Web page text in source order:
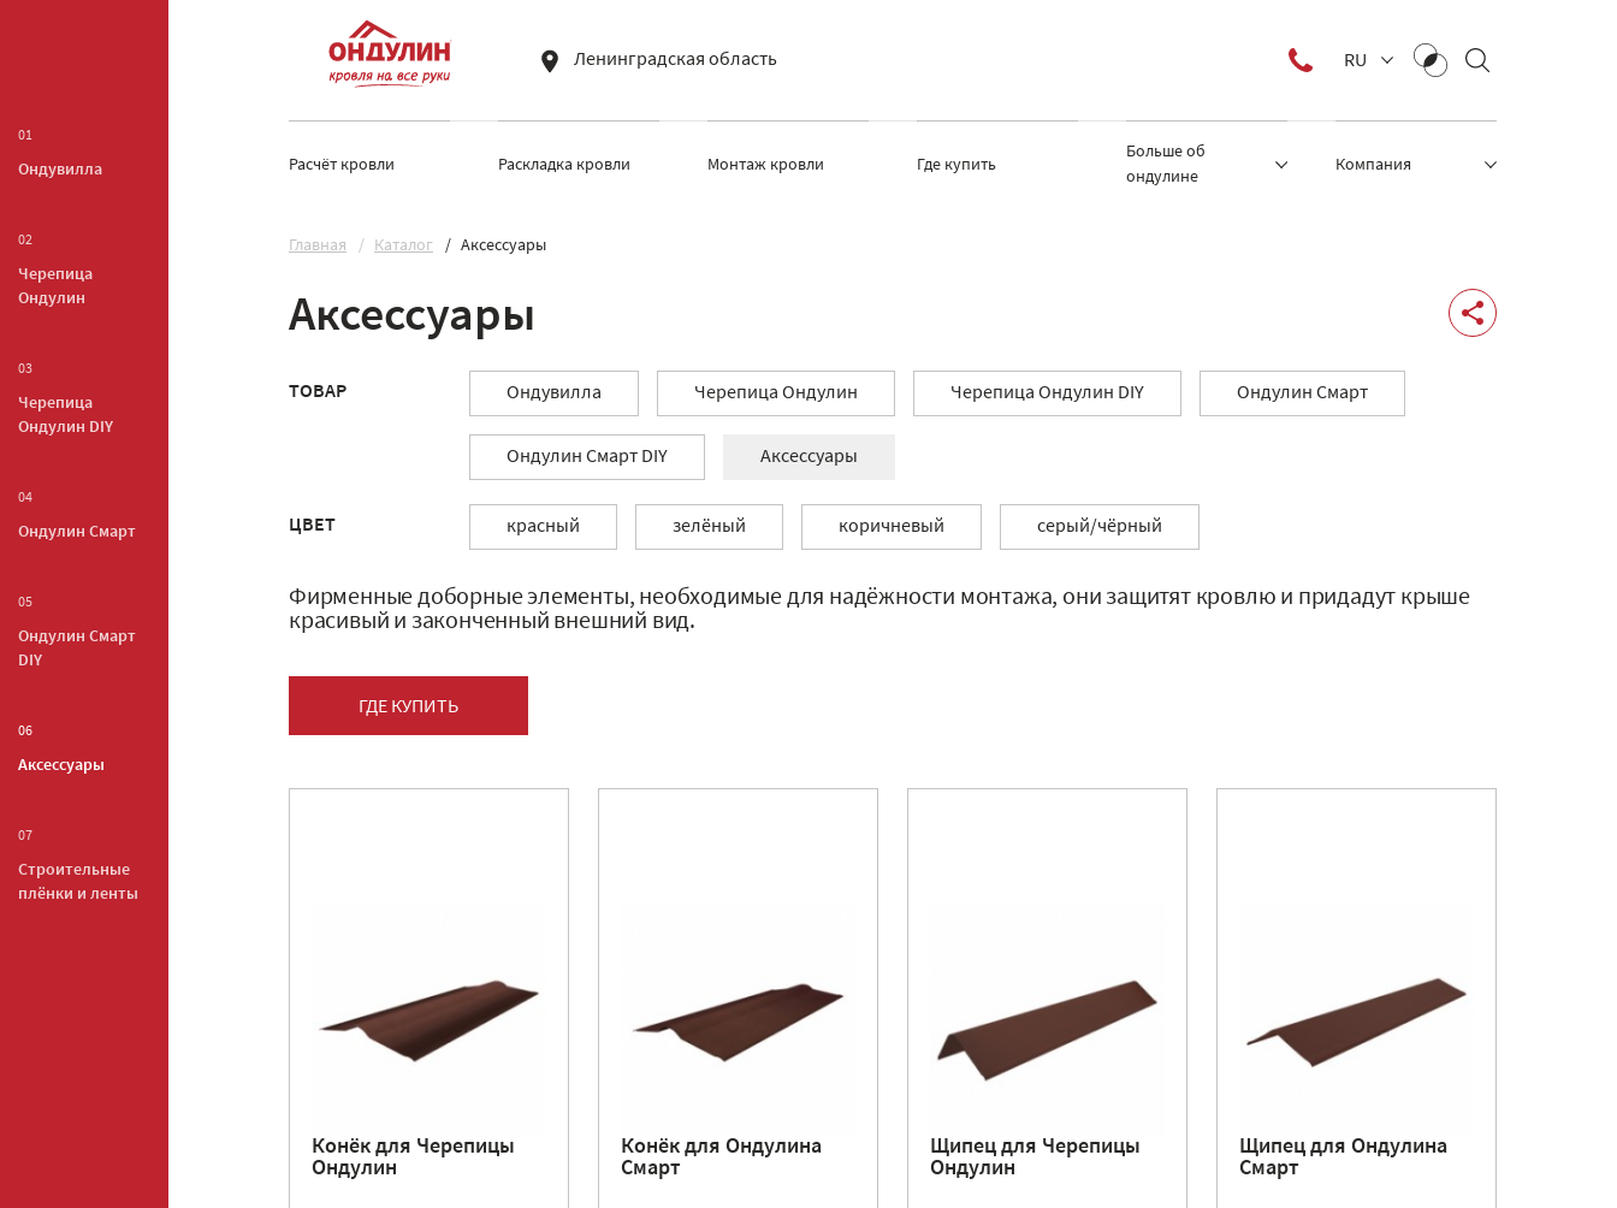
01
Ондувилла
02
Черепица
Ондулин
03
Черепица
Ондулин DIY
04
Ондулин Смарт
05
Ондулин Смарт
DIY
06
Аксессуары
07
Строительные
плёнки и ленты
Ленинградская область RU
Расчёт кровли Раскладка кровли Монтаж кровли Где купить
Больше об
ондулине
Компания
Главная Каталог Аксессуары
Аксессуары
ТОВАР Ондувилла Черепица Ондулин Черепица Ондулин DIY Ондулин Смарт
Ондулин Смарт DIY Аксессуары
ЦВЕТ красный зелёный коричневый серый/чёрный
Фирменные доборные элементы, необходимые для надёжности монтажа, они защитят кровлю и придадут крыше
красивый и законченный внешний вид.
ГДЕ КУПИТЬ
Конёк для Черепицы
Ондулин
Конёк для Ондулина
Смарт
Щипец для Черепицы
Ондулин
Щипец для Ондулина
Смарт